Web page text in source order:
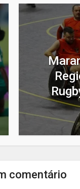
comentário